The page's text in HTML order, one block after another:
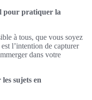
pour pratiquer la
à tous, que vous soyez
l’intention de capturer
dans votre
sujets en